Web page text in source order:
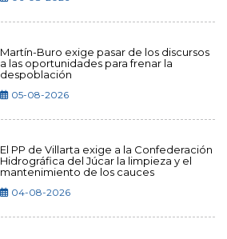
Martín-Buro exige pasar de los discursos
a las oportunidades para frenar la
despoblación
05-08-2026
El PP de Villarta exige a la Confederación
Hidrográfica del Júcar la limpieza y el
mantenimiento de los cauces
04-08-2026